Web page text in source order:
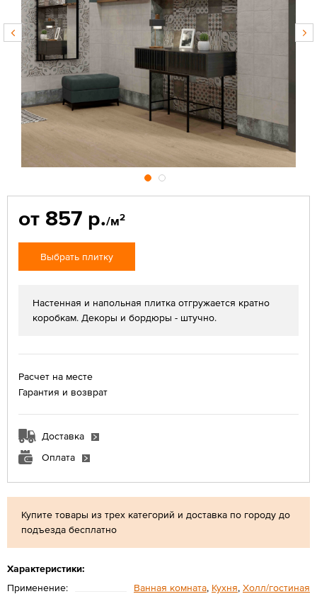
Купите товары из трех категорий и доставка по городу до
подъезда бесплатно
Характеристики:
Применение:
Ванная комната, Кухня, Холл/гостиная
от 857 р./м2
Выбрать плитку
Настенная и напольная плитка отгружается кратно
коробкам. Декоры и бордюры - штучно.
Расчет на месте
Гарантия и возврат
Доставка
Оплата